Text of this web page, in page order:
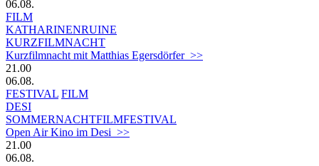
06.08.
FILM
KATHARINENRUINE
KURZFILMNACHT
Kurzfilmnacht mit Matthias Egersdörfer >>
21.00
06.08.
FESTIVAL FILM
DESI
SOMMERNACHTFILMFESTIVAL
Open Air Kino im Desi >>
21.00
06.08.